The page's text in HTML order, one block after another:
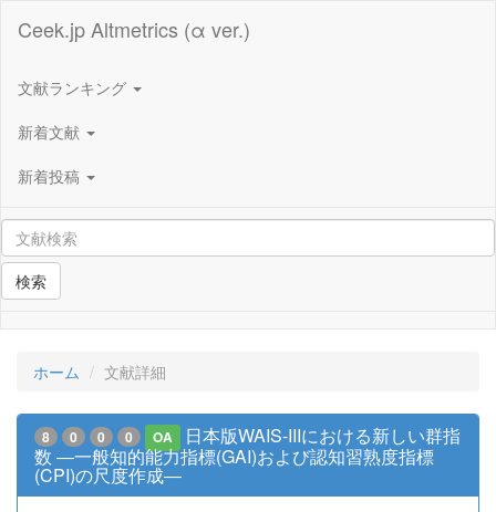
Ceek.jp Altmetrics (α ver.)
文献ランキング
新着文献
新着投稿
検索
ホーム 文献詳細
8 0 0 0 OA
日本版WAIS-IIIにおける新しい群指
数 ―一般知的能力指標(GAI)および認知習熟度指標
(CPI)の尺度作成―